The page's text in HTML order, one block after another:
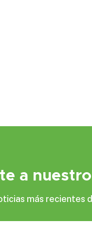
a
más recientes